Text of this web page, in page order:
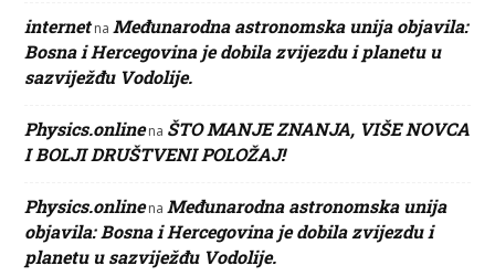
internetna Međunarodna astronomska unija objavila:
Bosna i Hercegovina je dobila zvijezdu i planetu u
sazviježđu Vodolije.
Physics.onlinena ŠTO MANJE ZNANJA, VIŠE NOVCA
I BOLJI DRUŠTVENI POLOŽAJ!
Physics.onlinena Međunarodna astronomska unija
objavila: Bosna i Hercegovina je dobila zvijezdu i
planetu u sazviježđu Vodolije.